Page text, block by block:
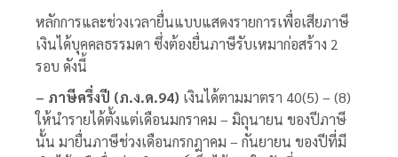
หลักการและช่วงเวลายื่นแบบแสดงรายการเพื่อเสียภาษี
เงินได้บุคคลธรรมดา ซึ่งต้องยื่นภาษีรับเหมาก่อสร้าง 2
รอบ ดังนี้
– ภาษีครึ่งปี (ภ.ง.ด.94) เงินได้ตามมาตรา 40(5) – (8)
ให้นำรายได้ตั้งแต่เดือนมกราคม – มิถุนายน ของปีภาษี
นั้น มายื่นภาษีช่วงเดือนกรกฎาคม – กันยายน ของปีที่มี